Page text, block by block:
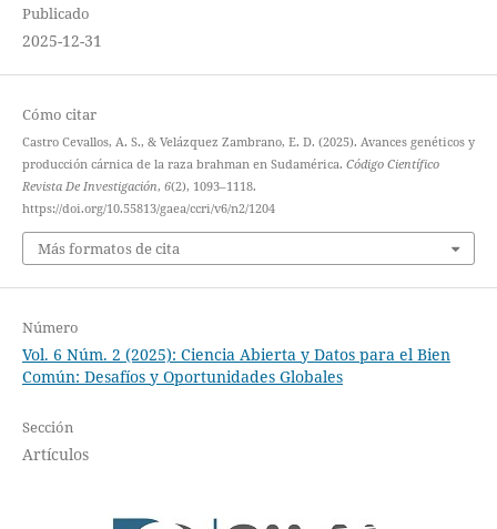
Publicado
2025-12-31
Cómo citar
Castro Cevallos, A. S., & Velázquez Zambrano, E. D. (2025). Avances genéticos y
producción cárnica de la raza brahman en Sudamérica. Código Científico
Revista De Investigación, 6(2), 1093–1118.
https://doi.org/10.55813/gaea/ccri/v6/n2/1204
Más formatos de cita
Número
Vol. 6 Núm. 2 (2025): Ciencia Abierta y Datos para el Bien
Común: Desafíos y Oportunidades Globales
Sección
Artículos